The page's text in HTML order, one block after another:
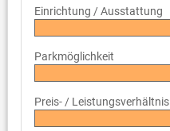
Einrichtung / Ausstattung
Parkmöglichkeit
Preis- / Leistungsverhältnis